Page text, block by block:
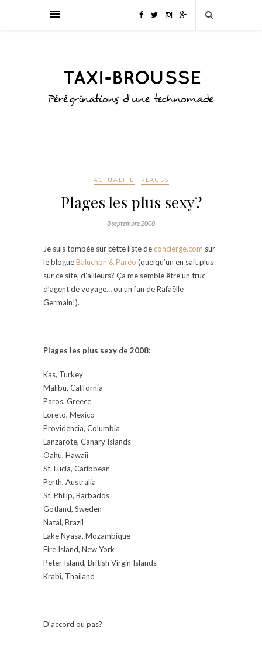
ACTUALITÉ PLAGES
Plages les plus sexy?
8 septembre 2008
Je suis tombée sur cette liste de concierge.com sur
le blogueBaluchon & Paréo (quelqu’un en sait plus
sur ce site, d’ailleurs? Ça me semble être un truc
d’agent de voyage… ou un fan de Rafaëlle
Germain!).
Plages les plus sexy de 2008:
Kas, Turkey
Malibu, California
Paros, Greece
Loreto, Mexico
Providencia, Columbia
Lanzarote, Canary Islands
Oahu, Hawaii
St. Lucia, Caribbean
Perth, Australia
St. Philip, Barbados
Gotland, Sweden
Natal, Brazil
Lake Nyasa, Mozambique
Fire Island, New York
Peter Island, British Virgin Islands
Krabi, Thailand
D’accord ou pas?